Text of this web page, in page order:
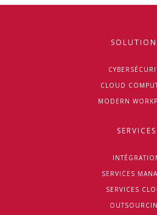
CLOUD
MODERN
SERVICES
SERVICES
SERVICES